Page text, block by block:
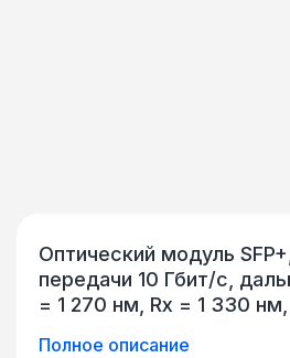
Оптический модуль
передачи 10 Гбит/c,
= 1 270 нм, Rx = 1 330
Полное описание